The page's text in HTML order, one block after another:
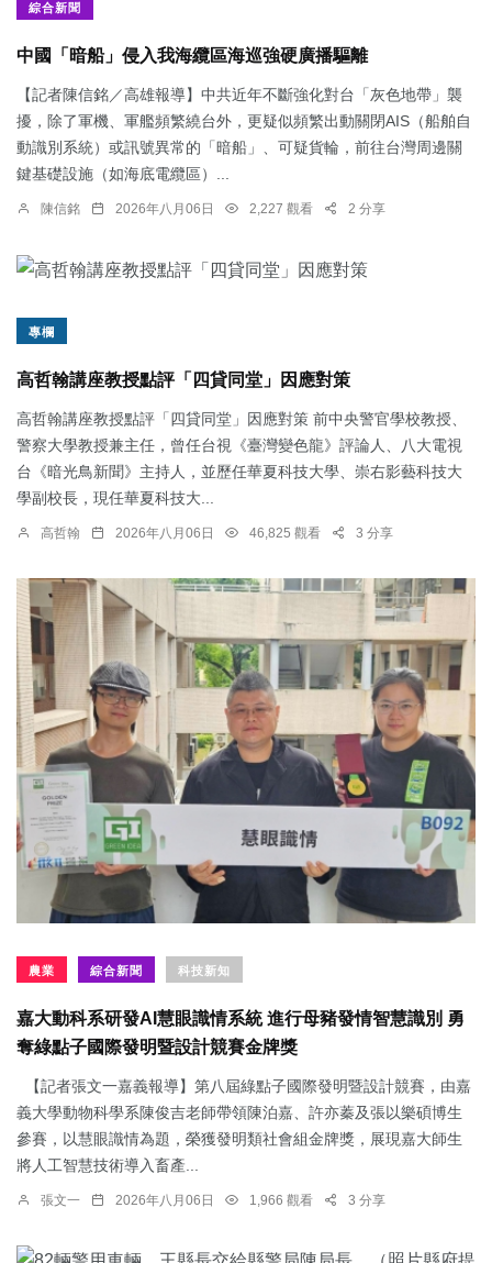
綜合新聞
中國「暗船」侵入我海纜區海巡強硬廣播驅離
【記者陳信銘／高雄報導】中共近年不斷強化對台「灰色地帶」襲
擾，除了軍機、軍艦頻繁繞台外，更疑似頻繁出動關閉AIS（船舶自
動識別系統）或訊號異常的「暗船」、可疑貨輪，前往台灣周邊關
鍵基礎設施（如海底電纜區）...
陳信銘 2026年八月06日 2,227 觀看 2 分享
專欄
高哲翰講座教授點評「四貸同堂」因應對策
高哲翰講座教授點評「四貸同堂」因應對策 前中央警官學校教授、
警察大學教授兼主任，曾任台視《臺灣變色龍》評論人、八大電視
台《暗光鳥新聞》主持人，並歷任華夏科技大學、崇右影藝科技大
學副校長，現任華夏科技大...
高哲翰 2026年八月06日 46,825 觀看 3 分享
農業 綜合新聞 科技新知
嘉大動科系研發AI慧眼識情系統 進行母豬發情智慧識別 勇
奪綠點子國際發明暨設計競賽金牌獎
【記者張文一嘉義報導】第八屆綠點子國際發明暨設計競賽，由嘉
義大學動物科學系陳俊吉老師帶領陳泊嘉、許亦蓁及張以樂碩博生
參賽，以慧眼識情為題，榮獲發明類社會組金牌獎，展現嘉大師生
將人工智慧技術導入畜產...
張文一 2026年八月06日 1,966 觀看 3 分享